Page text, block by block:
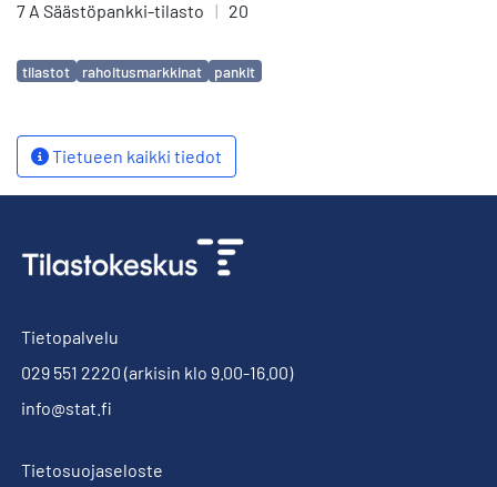
7 A Säästöpankki-tilasto | 20
Avainsanat
tilastot rahoitusmarkkinat pankit
Tietueen kaikki tiedot
Tietopalvelu
029 551 2220 (arkisin klo 9.00-16.00)
info@stat.fi
Tietosuojaseloste